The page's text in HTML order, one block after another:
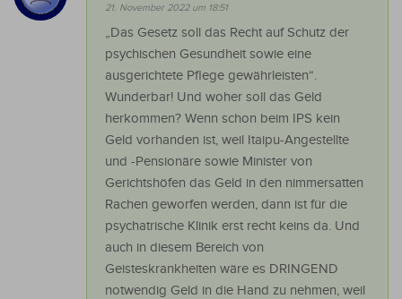
21. November 2022 um 18:51
„Das Gesetz soll das Recht auf Schutz der
psychischen Gesundheit sowie eine
ausgerichtete Pflege gewährleisten“.
Wunderbar! Und woher soll das Geld
herkommen? Wenn schon beim IPS kein
Geld vorhanden ist, weil Itaipu-Angestellte
und -Pensionäre sowie Minister von
Gerichtshöfen das Geld in den nimmersatten
Rachen geworfen werden, dann ist für die
psychatrische Klinik erst recht keins da. Und
auch in diesem Bereich von
Geisteskrankheiten wäre es DRINGEND
notwendig Geld in die Hand zu nehmen, weil